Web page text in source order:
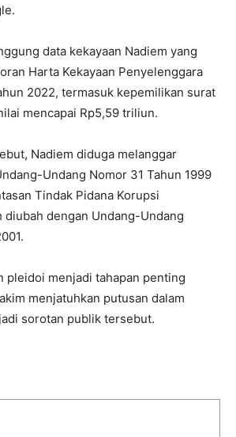
data kekayaan Nadiem yang
Harta Kekayaan Penyelenggara
2022, termasuk kepemilikan surat
mencapai Rp5,59 triliun.
Nadiem diduga melanggar
Undang Nomor 31 Tahun 1999
Tindak Pidana Korupsi
diubah dengan Undang-Undang
pleidoi menjadi tahapan penting
menjatuhkan putusan dalam
sorotan publik tersebut.